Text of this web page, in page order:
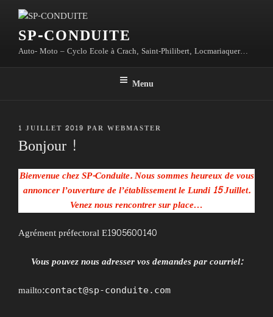
contenu
principal
SP-CONDUITE
Auto- Moto – Cyclo Ecole à Crach, Saint-Philibert, Locmariaquer…
Menu
PUBLIÉ
LE
1 JUILLET 2019 PAR WEBMASTER
Bonjour !
Bienvenue chez SP-Conduite. Nous sommes heureux de vous
annoncer l’ouverture de l’établissement le Lundi 15 Juillet.
Venez nous rencontrer sur place…
Agrément préfectoral E1905600140
Vous pouvez nous adresser vos demandes par courriel:
mailto:contact@sp-conduite.com